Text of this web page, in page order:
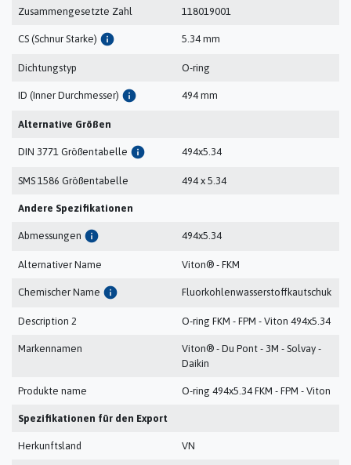
Zusammengesetzte Zahl 118019001
CS (Schnur Starke) info 5.34 mm
Dichtungstyp O-ring
ID (Inner Durchmesser) info 494 mm
Alternative Größen
DIN 3771 Größentabelle info 494x5.34
SMS 1586 Größentabelle 494 x 5.34
Andere Spezifikationen
Abmessungen info 494x5.34
Alternativer Name Viton® - FKM
Chemischer Name info Fluorkohlenwasserstoffkautschuk
Description 2 O-ring FKM - FPM - Viton 494x5.34
Markennamen
Viton® - Du Pont - 3M - Solvay -
Daikin
Produkte name O-ring 494x5.34 FKM - FPM - Viton
Spezifikationen für den Export
Herkunftsland VN